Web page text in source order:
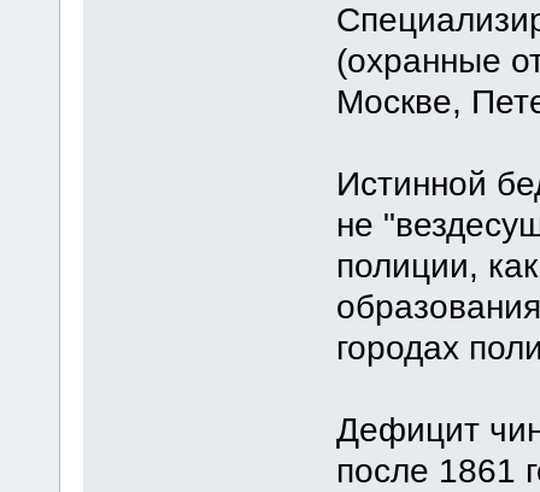
(охранные
Москве,
Истинной
не
полиции,
городах
Дефицит
после 1861